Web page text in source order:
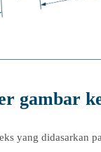
gambar
yang didasarkan